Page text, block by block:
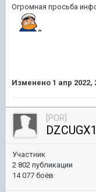
Огромная просьба
Изменено 1 апр 2022,
[POR]
DZCUGX1
Участник
2 802 публикации
14 077 боёв